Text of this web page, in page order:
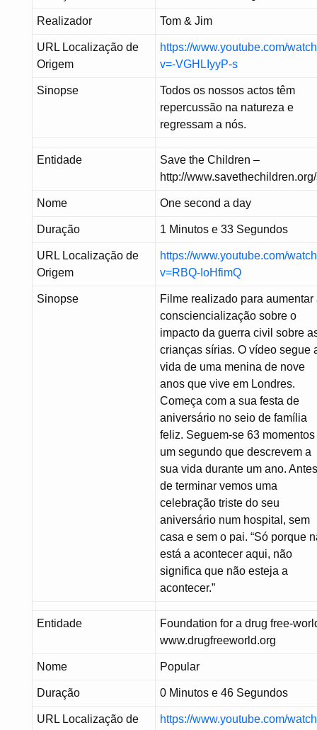
Realizador Tom & Jim
URL Localização de
Origem
https://www.youtube.com/
v=-VGHLIyyP-s
Sinopse
Todos os nossos actos têm
repercussão na natureza e
regressam a nós.
Entidade
Save the Children –
http://
Nome One second a day
Duração 1 Minutos e 33 Segundos
URL Localização de
Origem
https://www.youtube.com/
v=RBQ-IoHfimQ
Sinopse
Filme realizado para aumentar
consciencialização sobre o
impacto da guerra civil sobre
crianças sírias. O vídeo segue
vida de uma menina de nove
anos que vive em Londres.
Começa com a sua festa de
aniversário no seio de família
feliz. Seguem-se 63
um segundo que descrevem a
sua vida durante um ano.
de terminar vemos uma
celebração triste do seu
aniversário num hospital, sem
casa e sem o pai. “Só porque
está a acontecer aqui, não
significa que não esteja a
acontecer.”
Entidade
Foundation for a drug free-
www.drugfreeworld.org
Nome Popular
Duração 0 Minutos e 46 Segundos
URL Localização de
https://www.youtube.com/